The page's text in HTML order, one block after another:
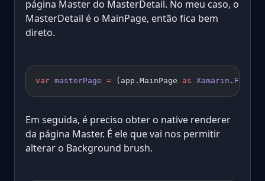
página Master do MasterDetail. No meu caso, o
MasterDetail é o MainPage, então fica bem
direto.
var masterPage = (app.MainPage as Xamarin . Forms
Em seguida, é preciso obter o native renderer
da página Master. É ele que vai nos permitir
alterar o Background brush.